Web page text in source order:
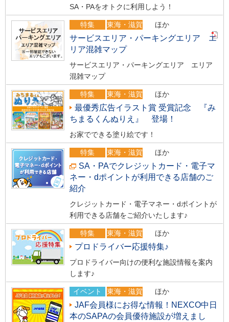
SA・PAをオトクに利用しよう！
特集 東海・滋賀 ほか
サービスエリア・パーキングエリア エ
リア混雑マップ
サービスエリア・パーキングエリア エリア
混雑マップ
特集 東海・滋賀 ほか
最優秀広告イラスト賞 受賞記念 『み
ちまるくんぬりえ』 登場！
お家でできる塗り絵です！
特集 東海・滋賀 ほか
SA・PAでクレジットカード・電子マ
ネー・dポイントが利用できる店舗のご
紹介
クレジットカード・電子マネー・dポイントが
利用できる店舗をご紹介いたします♪
特集 東海・滋賀 ほか
プロドライバー応援特集♪
プロドライバー向けの便利な施設情報を案内
します♪
イベント 東海・滋賀 ほか
JAF会員様にお得な情報！NEXCO中日
本のSAPAの会員優待施設が増えまし